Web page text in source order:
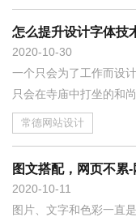
10-30
2020
怎么提升设计字体技
一个只会为了工作而设
只会在寺庙中打坐的和
现，如果你的设计生涯
现，那么多作品很少能
常德网站设计
10-11
2020
图文搭配，网页不累
图片、文字和色彩一直